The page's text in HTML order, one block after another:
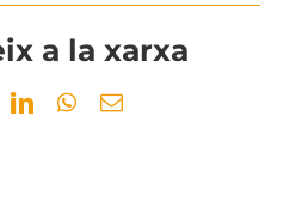
a la xarxa
LinkedInWhatsApp
Email